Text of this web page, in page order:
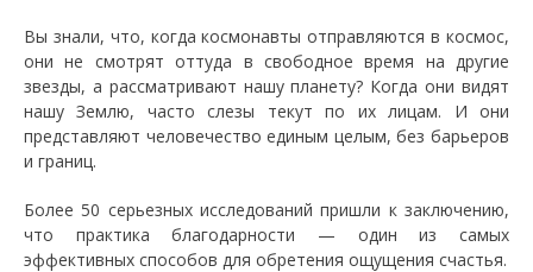
Вы знали, что, когда космонавты отправляются в космос,
они не смотрят оттуда в свободное время на другие
звезды, а рассматривают нашу планету? Когда они видят
нашу Землю, часто слезы текут по их лицам. И они
представляют человечество единым целым, без барьеров
и границ.
Более 50 серьезных исследований пришли к заключению,
что практика благодарности — один из самых
эффективных способов для обретения ощущения счастья.